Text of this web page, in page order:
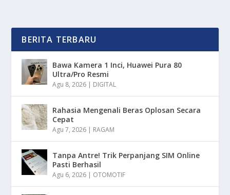
BERITA TERBARU
Bawa Kamera 1 Inci, Huawei Pura 80
Ultra/Pro Resmi
Agu 8, 2026 | DIGITAL
Rahasia Mengenali Beras Oplosan Secara
Cepat
Agu 7, 2026 | RAGAM
Tanpa Antre! Trik Perpanjang SIM Online
Pasti Berhasil
Agu 6, 2026 | OTOMOTIF